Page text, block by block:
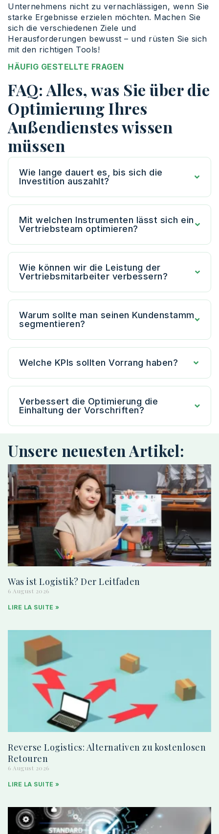
Unternehmens nicht zu vernachlässigen, wenn Sie
starke Ergebnisse erzielen möchten. Machen Sie
sich die verschiedenen Ziele und
Herausforderungen bewusst – und rüsten Sie sich
mit den richtigen Tools!
HÄUFIG GESTELLTE FRAGEN
FAQ: Alles, was Sie über die
Optimierung Ihres
Außendienstes wissen
müssen
Wie lange dauert es, bis sich die
Investition auszahlt?
Mit welchen Instrumenten lässt sich ein
Vertriebsteam optimieren?
Wie können wir die Leistung der
Vertriebsmitarbeiter verbessern?
Warum sollte man seinen Kundenstamm
segmentieren?
Welche KPIs sollten Vorrang haben?
Verbessert die Optimierung die
Einhaltung der Vorschriften?
Unsere neuesten Artikel:
Was ist Logistik? Der Leitfaden
6 August 2026
LIRE LA SUITE »
Reverse Logistics: Alternativen zu kostenlosen
Retouren
6 August 2026
LIRE LA SUITE »